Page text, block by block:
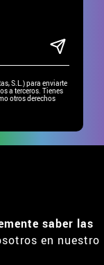
S.L.) para enviarte
a terceros. Tienes
otros derechos
saber las
en nuestro